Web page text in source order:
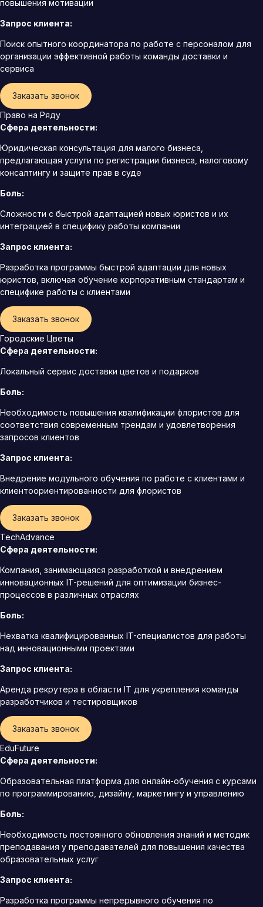
повышения мотивации
Запрос клиента:
Поиск опытного координатора по работе с персоналом для
организации эффективной работы команды доставки и
сервиса
Заказать звонок
Право на Ряду
Сфера деятельности:
Юридическая консультация для малого бизнеса,
предлагающая услуги по регистрации бизнеса, налоговому
консалтингу и защите прав в суде
Боль:
Сложности с быстрой адаптацией новых юристов и их
интеграцией в специфику работы компании
Запрос клиента:
Разработка программы быстрой адаптации для новых
юристов, включая обучение корпоративным стандартам и
специфике работы с клиентами
Заказать звонок
Городские Цветы
Сфера деятельности:
Локальный сервис доставки цветов и подарков
Боль:
Необходимость повышения квалификации флористов для
соответствия современным трендам и удовлетворения
запросов клиентов
Запрос клиента:
Внедрение модульного обучения по работе с клиентами и
клиентоориентированности для флористов
Заказать звонок
TechAdvance
Сфера деятельности:
Компания, занимающаяся разработкой и внедрением
инновационных IT-решений для оптимизации бизнес-
процессов в различных отраслях
Боль:
Нехватка квалифицированных IT-специалистов для работы
над инновационными проектами
Запрос клиента:
Аренда рекрутера в области IT для укрепления команды
разработчиков и тестировщиков
Заказать звонок
EduFuture
Сфера деятельности:
Образовательная платформа для онлайн-обучения с курсами
по программированию, дизайну, маркетингу и управлению
Боль:
Необходимость постоянного обновления знаний и методик
преподавания у преподавателей для повышения качества
образовательных услуг
Запрос клиента:
Разработка программы непрерывного обучения по